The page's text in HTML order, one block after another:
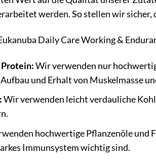
werden. So stellen wir
Daily Care Working &
Wir verwenden nur
und Erhalt von Muskelmasse
Wir verwenden leicht verdauliche
hochwertige Pflanzenöle und
Immunsystem wichtig sind.